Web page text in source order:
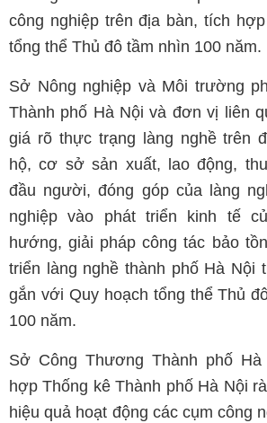
công nghiệp trên địa bàn, tích
tổng thể Thủ đô tầm nhìn 100 năm.
Sở Nông nghiệp và Môi trường
Thành phố Hà Nội và đơn vị liên
giá rõ thực trạng làng nghề trên
hộ, cơ sở sản xuất, lao động,
đầu người, đóng góp của làng
nghiệp vào phát triển kinh tế
hướng, giải pháp công tác bảo
triển làng nghề thành phố Hà Nội
gắn với Quy hoạch tổng thể Thủ
100 năm.
Sở Công Thương Thành phố
hợp Thống kê Thành phố Hà Nội
hiệu quả hoạt động các cụm công